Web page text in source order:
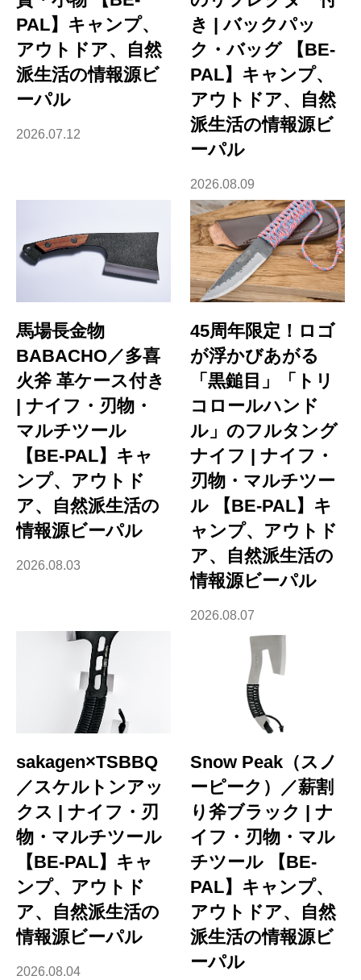
PAL】キャンプ、
アウトドア、自然
派生活の情報源ビ
ーパル
2026.07.12
き | バックパッ
ク・バッグ 【BE-
PAL】キャンプ、
アウトドア、自然
派生活の情報源ビ
ーパル
2026.08.09
馬場長金物
BABACHO／多喜
火斧 革ケース付き
| ナイフ・刃物・
マルチツール
【BE-PAL】キャ
ンプ、アウトド
ア、自然派生活の
情報源ビーパル
2026.08.03
45周年限定！ロゴ
が浮かびあがる
「黒鎚目」「トリ
コロールハンド
ル」のフルタング
ナイフ | ナイフ・
刃物・マルチツー
ル 【BE-PAL】キ
ャンプ、アウトド
ア、自然派生活の
情報源ビーパル
2026.08.07
sakagen×TSBBQ
／スケルトンアッ
クス | ナイフ・刃
物・マルチツール
【BE-PAL】キャ
ンプ、アウトド
ア、自然派生活の
情報源ビーパル
2026.08.04
Snow Peak（スノ
ーピーク）／薪割
り斧ブラック | ナ
イフ・刃物・マル
チツール 【BE-
PAL】キャンプ、
アウトドア、自然
派生活の情報源ビ
ーパル